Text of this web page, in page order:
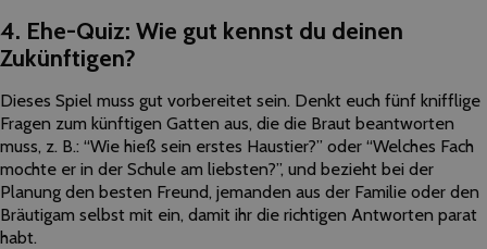
4. Ehe-Quiz: Wie gut kennst du deinen
Zukünftigen?
Dieses Spiel muss gut vorbereitet sein. Denkt euch fünf knifflige
Fragen zum künftigen Gatten aus, die die Braut beantworten
muss, z. B.: “Wie hieß sein erstes Haustier?” oder “Welches Fach
mochte er in der Schule am liebsten?”, und bezieht bei der
Planung den besten Freund, jemanden aus der Familie oder den
Bräutigam selbst mit ein, damit ihr die richtigen Antworten parat
habt.